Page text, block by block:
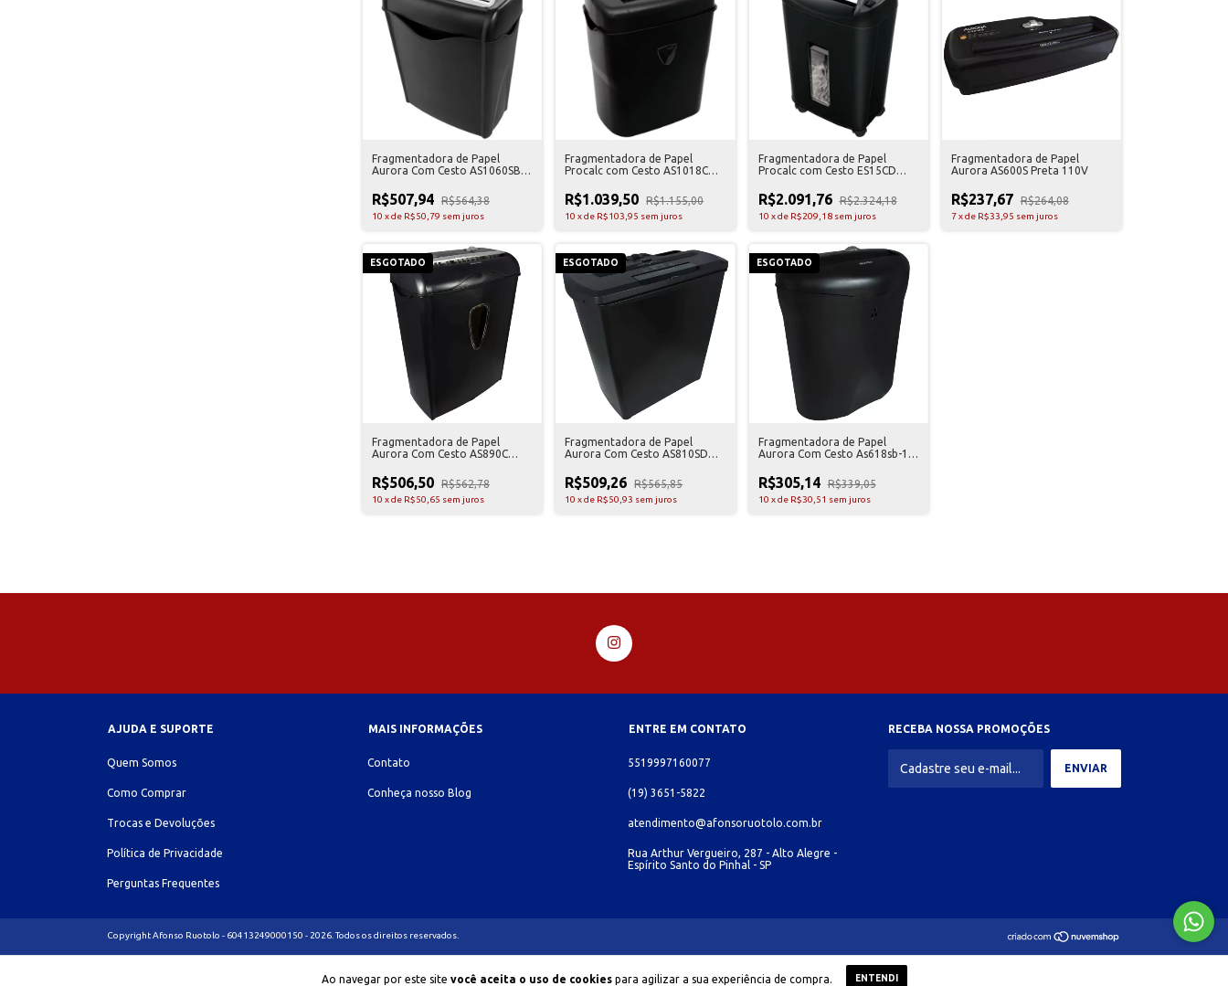
Ao navegar por este site você aceita o uso de cookiespara agilizar a sua experiência de compra. ENTENDI
Fragmentadora de Papel
Aurora Com Cesto AS1060SB
R$507,94 R$564,38
10 xde R$50,79 sem juros
Fragmentadora de Papel
Procalc com Cesto AS1018CD
R$1.039,50 R$1.155,00
10 xde R$103,95 sem juros
Fragmentadora de Papel
Procalc com Cesto ES15CD
R$2.091,76 R$2.324,18
10 xde R$209,18 sem juros
Fragmentadora de Papel
Aurora AS600S Preta 110V
R$237,67 R$264,08
7 xde R$33,95 sem juros
ESGOTADO
Fragmentadora de Papel
Aurora Com Cesto AS890C
R$506,50 R$562,78
10 xde R$50,65 sem juros
ESGOTADO
Fragmentadora de Papel
Aurora Com Cesto AS810SD
R$509,26 R$565,85
10 xde R$50,93 sem juros
ESGOTADO
Fragmentadora de Papel
Aurora Com Cesto As618sb-1
R$305,14 R$339,05
10 xde R$30,51 sem juros
AJUDA E SUPORTE
Quem Somos
Como Comprar
Trocas e Devoluções
Política de Privacidade
Perguntas Frequentes
MAIS INFORMAÇÕES
Contato
Conheça nosso Blog
ENTRE EM CONTATO
5519997160077
(19) 3651-5822
atendimento@afonsoruotolo.com.br
Rua Arthur Vergueiro, 287 - Alto Alegre -
Espírito Santo do Pinhal - SP
RECEBA NOSSA PROMOÇÕES
Copyright Afonso Ruotolo - 60413249000150 - 2026. Todos os direitos reservados.